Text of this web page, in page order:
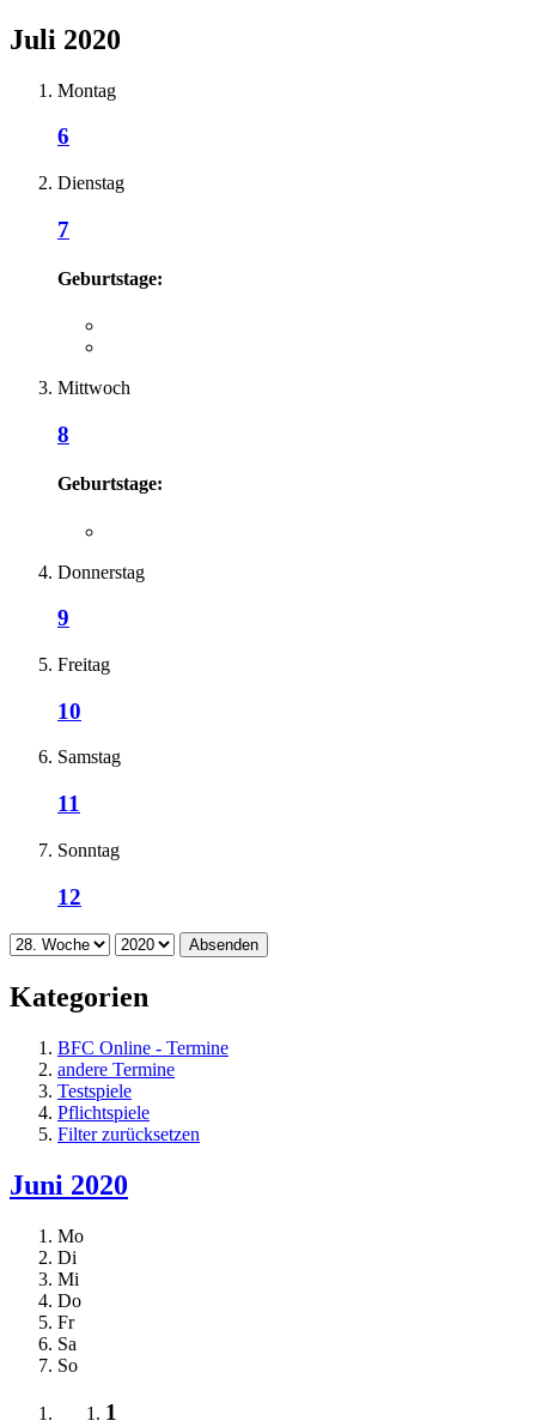
Juli 2020
Montag
6
Dienstag
7
Geburtstage:
Mittwoch
8
Geburtstage:
Donnerstag
9
Freitag
10
Samstag
11
Sonntag
12
Absenden
Kategorien
BFC Online - Termine
andere Termine
Testspiele
Pflichtspiele
Filter zurücksetzen
Juni 2020
Mo
Di
Mi
Do
Fr
Sa
So
1